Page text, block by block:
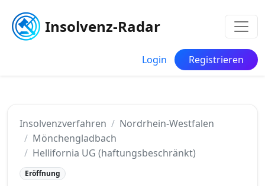
Insolvenz-Radar
Login Registrieren
Insolvenzverfahren
Nordrhein-Westfalen
Mönchengladbach
Hellifornia UG (haftungsbeschränkt)
Eröffnung